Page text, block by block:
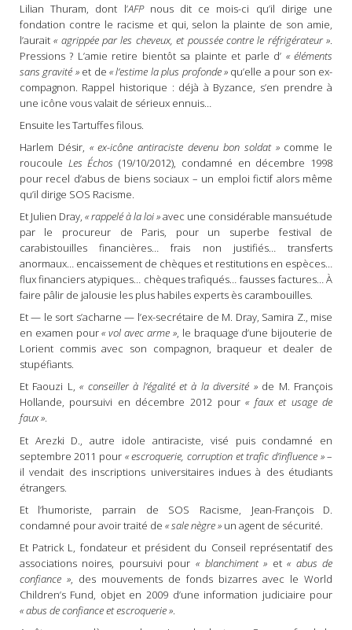
Lilian Thuram, dont l’AFPnous dit ce mois-ci qu’il dirige une
fondation contre le racisme et qui, selon la plainte de son amie,
l’aurait« agrippée par les cheveux, et poussée contre le réfrigérateur ».
Pressions ? L’amie retire bientôt sa plainte et parle d’ « éléments
sans gravité »et de « l’estime la plus profonde » qu’elle a pour son ex-
compagnon. Rappel historique : déjà à Byzance, s’en prendre à
une icône vous valait de sérieux ennuis…
Ensuite les Tartuffes filous.
Harlem Désir, « ex-icône antiraciste devenu bon soldat »comme le
roucoule Les Échos (19/10/2012), condamné en décembre 1998
pour recel d’abus de biens sociaux – un emploi fictif alors même
qu’il dirige SOS Racisme.
Et Julien Dray, « rappelé à la loi »avec une considérable mansuétude
par le procureur de Paris, pour un superbe festival de
carabistouilles financières… frais non justifiés… transferts
anormaux… encaissement de chèques et restitutions en espèces…
flux financiers atypiques… chèques trafiqués… fausses factures… À
faire pâlir de jalousie les plus habiles experts ès carambouilles.
Et — le sort s’acharne — l’ex-secrétaire de M. Dray, Samira Z., mise
en examen pour« vol avec arme », le braquage d’une bijouterie de
Lorient commis avec son compagnon, braqueur et dealer de
stupéfiants.
Et Faouzi L,« conseiller à l’égalité et à la diversité »de M. François
Hollande, poursuivi en décembre 2012 pour« faux et usage de
faux ».
Et Arezki D., autre idole antiraciste, visé puis condamné en
septembre 2011 pour « escroquerie, corruption et trafic d’influence »–
il vendait des inscriptions universitaires indues à des étudiants
étrangers.
Et l’humoriste, parrain de SOS Racisme, Jean-François D.
condamné pour avoir traité de « sale nègre »un agent de sécurité.
Et Patrick L, fondateur et président du Conseil représentatif des
associations noires, poursuivi pour « blanchiment » et« abus de
confiance », des mouvements de fonds bizarres avec le World
Children’s Fund, objet en 2009 d’une information judiciaire pour
« abus de confiance et escroquerie ».